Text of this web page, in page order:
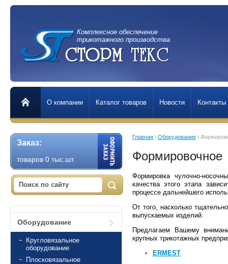
Комплексное обеспечение
трикотажного производства
О компании Каталог товаров Новости Контакты
Заказ:
товаров 0 тыс.шт.
Оборудование
Кругловязальное
оборудование
Плосковязальное
Главная \ Оборудование \
Формировочное
Формировка чулочно-
качества этого этапа
процессе дальнейшего
От того, насколько
выпускаемых изделий.
Предлагаем Вашему
крупных трикотажных
ERMEST